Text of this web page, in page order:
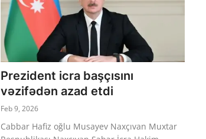
Prezident icra başçısını
vəzifədən azad etdi
Feb 9, 2026
Cabbar Hafiz oğlu Musayev Naxçıvan Muxtar